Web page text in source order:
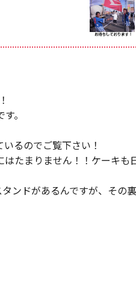
。
るのでご覧下さい！
たまりません！！ケーキも
ンドがあるんですが、その